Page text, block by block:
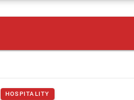
HOSPITALITY